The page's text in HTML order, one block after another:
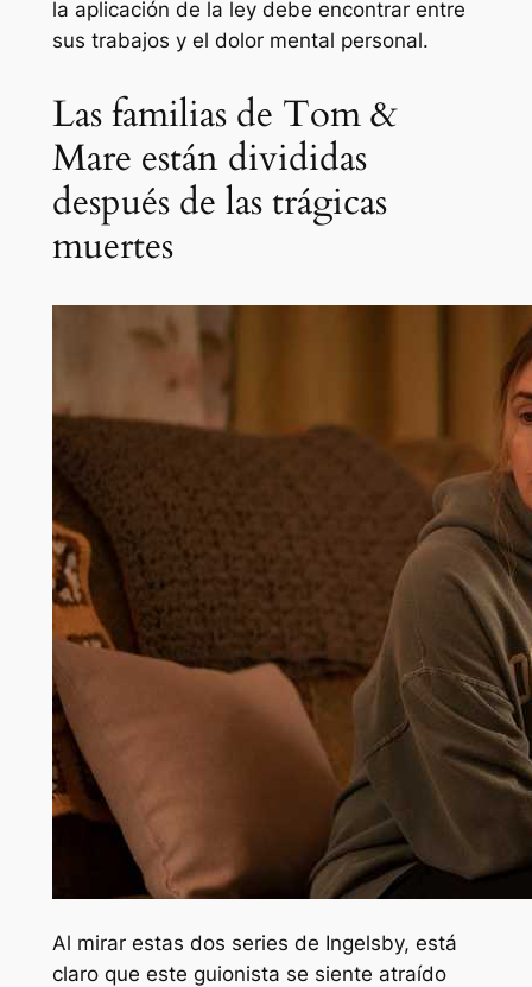
la aplicación de la ley debe encontrar entre
sus trabajos y el dolor mental personal.
Las familias de Tom &
Mare están divididas
después de las trágicas
muertes
Al mirar estas dos series de Ingelsby, está
claro que este guionista se siente atraído